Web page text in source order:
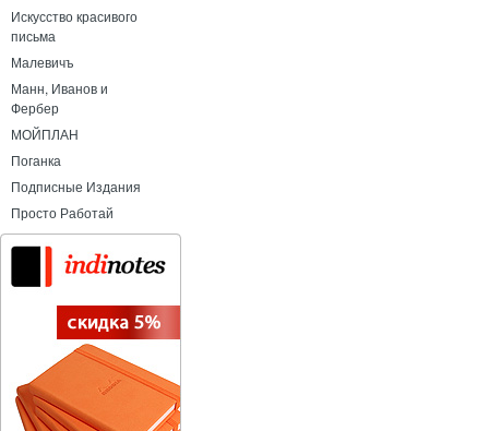
Искусство красивого
письма
Малевичъ
Манн, Иванов и
Фербер
МОЙПЛАН
Поганка
Подписные Издания
Просто Работай